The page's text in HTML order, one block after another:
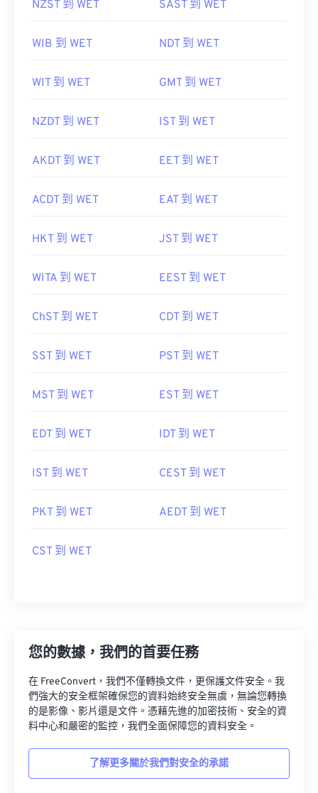
NZST 到 WET SAST 到 WET
WIB 到 WET NDT 到 WET
WIT 到 WET GMT 到 WET
NZDT 到 WET IST 到 WET
AKDT 到 WET EET 到 WET
ACDT 到 WET EAT 到 WET
HKT 到 WET JST 到 WET
WITA 到 WET EEST 到 WET
ChST 到 WET CDT 到 WET
SST 到 WET PST 到 WET
MST 到 WET EST 到 WET
EDT 到 WET IDT 到 WET
IST 到 WET CEST 到 WET
PKT 到 WET AEDT 到 WET
CST 到 WET
您的數據，我們的首要任務
在 FreeConvert，我們不僅轉換文件，更保護文件安全。我
們強大的安全框架確保您的資料始終安全無虞，無論您轉換
的是影像、影片還是文件。憑藉先進的加密技術、安全的資
料中心和嚴密的監控，我們全面保障您的資料安全。
了解更多關於我們對安全的承諾